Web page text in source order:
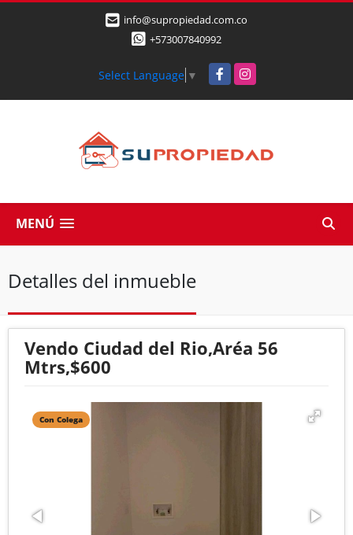
info@supropiedad.com.co
+573007840992
Select Language ▼ FacebookInstagram
MENÚ
Detalles del inmueble
Vendo Ciudad del Rio,Aréa 56
Mtrs,$600
Con Colega